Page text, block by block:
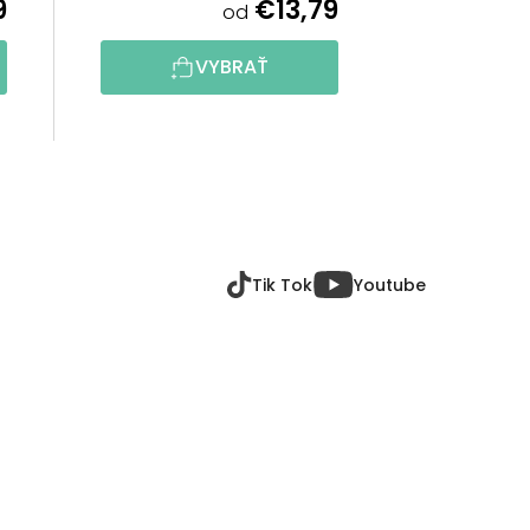
od €13,79
VYBRAŤ
Tik Tok Youtube